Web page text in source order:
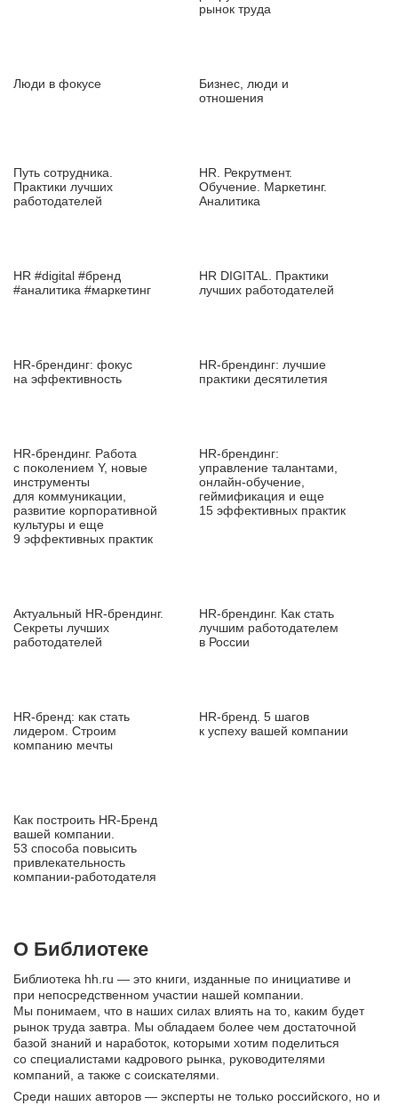
рынок труда
Люди в фокусе
Бизнес, люди и
отношения
Путь сотрудника.
Практики лучших
работодателей
HR. Рекрутмент.
Обучение. Маркетинг.
Аналитика
HR #digital #бренд
#аналитика #маркетинг
HR DIGITAL. Практики
лучших работодателей
HR‑брендинг: фокус
на эффективность
HR‑брендинг: лучшие
практики десятилетия
HR‑брендинг. Работа
с поколением Y, новые
инструменты
для коммуникации,
развитие корпоративной
культуры и еще
9 эффективных практик
HR‑брендинг:
управление талантами,
онлайн‑обучение,
геймификация и еще
15 эффективных практик
Актуальный HR‑брендинг.
Секреты лучших
работодателей
HR‑брендинг. Как стать
лучшим работодателем
в России
HR‑бренд: как стать
лидером. Строим
компанию мечты
HR‑бренд. 5 шагов
к успеху вашей компании
Как построить HR‑Бренд
вашей компании.
53 способа повысить
привлекательность
компании‑работодателя
О Библиотеке
Библиотека hh.ru — это книги, изданные по инициативе и
при непосредственном участии нашей компании.
Мы понимаем, что в наших силах влиять на то, каким будет
рынок труда завтра. Мы обладаем более чем достаточной
базой знаний и наработок, которыми хотим поделиться
со специалистами кадрового рынка, руководителями
компаний, а также с соискателями.
Среди наших авторов — эксперты не только российского, но и